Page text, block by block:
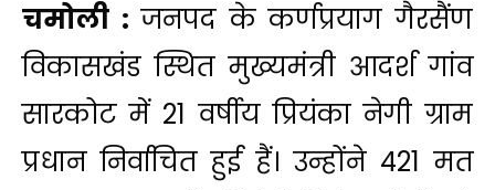
चमोली : जनपद के कर्णप्रयाग गैरसैंण
विकासखंड स्थित मुख्यमंत्री आदर्श गांव
सारकोट में 21 वर्षीय प्रियंका नेगी ग्राम
प्रधान निर्वाचित हुई हैं। उन्होंने 421 मत